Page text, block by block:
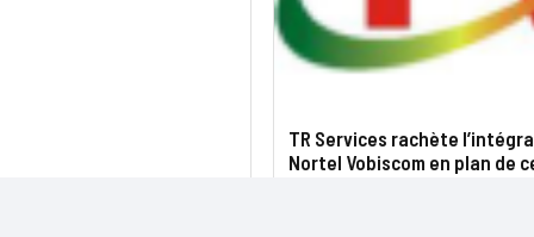
TR Services rachète
Nortel Vobiscom en plan de